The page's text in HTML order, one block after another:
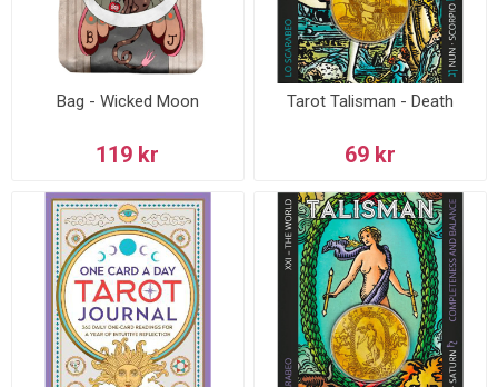
Bag - Wicked Moon
119 kr
Tarot Talisman - Death
69 kr